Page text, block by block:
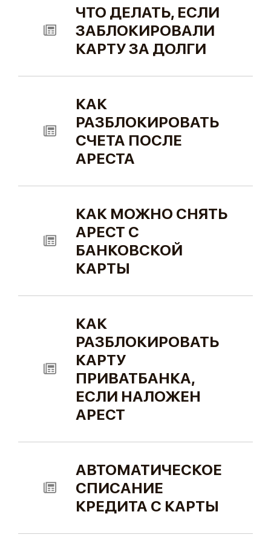
ЧТО ДЕЛАТЬ, ЕСЛИ
ЗАБЛОКИРОВАЛИ
КАРТУ ЗА ДОЛГИ
КАК
РАЗБЛОКИРОВАТЬ
СЧЕТА ПОСЛЕ
АРЕСТА
КАК МОЖНО СНЯТЬ
АРЕСТ С
БАНКОВСКОЙ
КАРТЫ
КАК
РАЗБЛОКИРОВАТЬ
КАРТУ
ПРИВАТБАНКА,
ЕСЛИ НАЛОЖЕН
АРЕСТ
АВТОМАТИЧЕСКОЕ
СПИСАНИЕ
КРЕДИТА С КАРТЫ